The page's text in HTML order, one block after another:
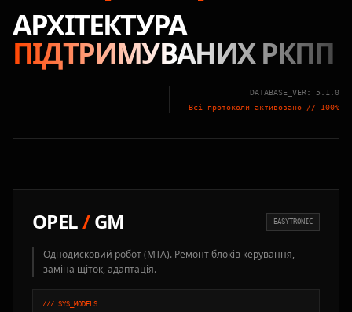
АРХІТЕКТУРА
ПІДТРИМУВАНИХ РКПП
DATABASE_VER: 5.1.0
Всі протоколи активовано // 100%
OPEL/GM EASYTRONIC
Однодисковий робот (MTA). Ремонт блоків керування,
заміна щіток, адаптація.
/// SYS_MODELS: